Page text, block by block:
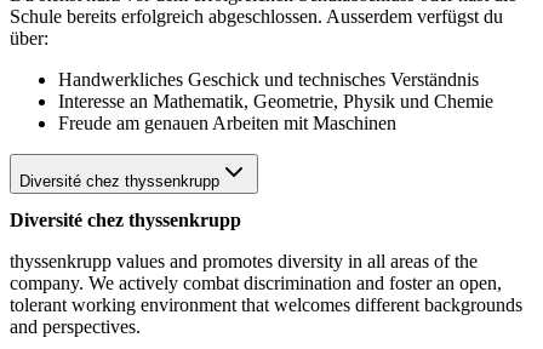
Schule bereits erfolgreich abgeschlossen. Ausserdem verfügst du
über:
Handwerkliches Geschick und technisches Verständnis
Interesse an Mathematik, Geometrie, Physik und Chemie
Freude am genauen Arbeiten mit Maschinen
Diversité chez thyssenkrupp
Diversité chez thyssenkrupp
thyssenkrupp values and promotes diversity in all areas of the
company. We actively combat discrimination and foster an open,
tolerant working environment that welcomes different backgrounds
and perspectives.